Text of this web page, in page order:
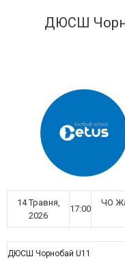
ДЮСШ
14 Травня,
2026
17:00
ЧО
ДЮСШ Чорнобай U11